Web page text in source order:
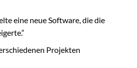
eine neue Software, die die
Projekten